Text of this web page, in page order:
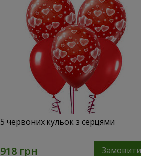
5 червоних кульок з серцями
Замовити